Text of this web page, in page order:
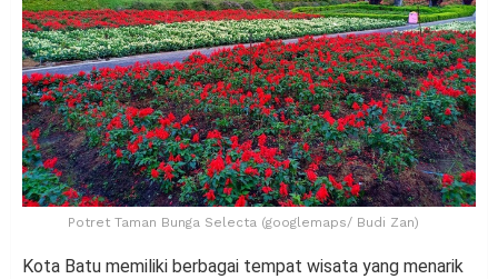
Potret Taman Bunga Selecta (googlemaps/ Budi Zan)
Kota Batu memiliki berbagai tempat wisata yang menarik